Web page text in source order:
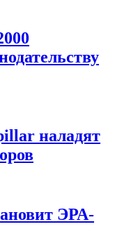
наладят
ЭРА-